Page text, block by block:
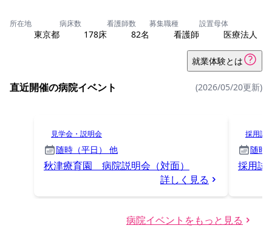
所在地
東京都
病床数
178床
看護師数
82名
募集職種
看護師
設置母体
医療法人
就業体験とは
直近開催の病院イベント (2026/05/20更新)
見学会・説明会
随時（平日） 他
秋津療育園 病院説明会（対面）
詳しく見る
採用試
随時
採用試
病院イベントをもっと見る